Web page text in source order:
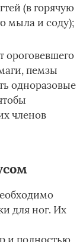
(в горячую
мыла и соду);
ороговевшего
пемзы
одноразовые
членов
для ног. Их